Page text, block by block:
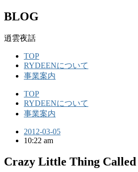
BLOG
逍雲夜話
TOP
RYDEENについて
事業案内
TOP
RYDEENについて
事業案内
2012-03-05
10:22 am
Crazy Little Thing